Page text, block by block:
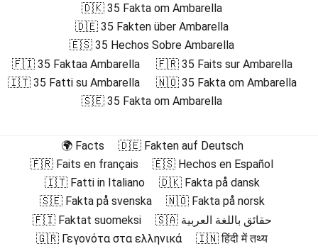
🇩🇰 35 Fakta om Ambarella
🇩🇪 35 Fakten über Ambarella
🇪🇸 35 Hechos Sobre Ambarella
🇫🇮 35 Faktaa Ambarella
🇫🇷 35 Faits sur Ambarella
🇮🇹 35 Fatti su Ambarella
🇳🇴 35 Fakta om Ambarella
🇸🇪 35 Fakta om Ambarella
🌍 Facts
🇩🇪 Fakten auf Deutsch
🇫🇷 Faits en français
🇪🇸 Hechos en Español
🇮🇹 Fatti in Italiano
🇩🇰 Fakta på dansk
🇸🇪 Fakta på svenska
🇳🇴 Fakta på norsk
🇫🇮 Faktat suomeksi
🇸🇦 حقائق باللغة العربية
🇬🇷 Γεγονότα στα ελληνικά
🇮🇳 हिंदी में तथ्य